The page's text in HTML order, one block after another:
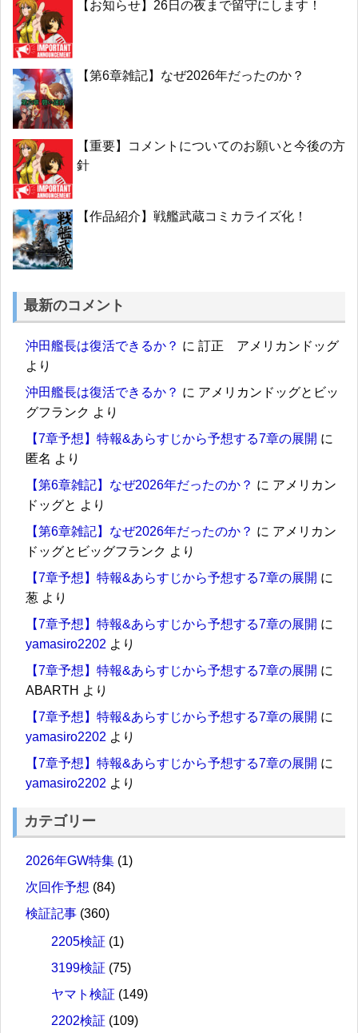
【お知らせ】26日の夜まで留守にします！
【第6章雑記】なぜ2026年だったのか？
【重要】コメントについてのお願いと今後の方
針
【作品紹介】戦艦武蔵コミカライズ化！
最新のコメント
沖田艦長は復活できるか？ に 訂正 アメリカンドッグ
より
沖田艦長は復活できるか？ に アメリカンドッグとビッ
グフランク より
【7章予想】特報&あらすじから予想する7章の展開 に
匿名 より
【第6章雑記】なぜ2026年だったのか？ に アメリカン
ドッグと より
【第6章雑記】なぜ2026年だったのか？ に アメリカン
ドッグとビッグフランク より
【7章予想】特報&あらすじから予想する7章の展開 に
葱 より
【7章予想】特報&あらすじから予想する7章の展開 に
yamasiro2202 より
【7章予想】特報&あらすじから予想する7章の展開 に
ABARTH より
【7章予想】特報&あらすじから予想する7章の展開 に
yamasiro2202 より
【7章予想】特報&あらすじから予想する7章の展開 に
yamasiro2202 より
カテゴリー
2026年GW特集 (1)
次回作予想 (84)
検証記事 (360)
2205検証 (1)
3199検証 (75)
ヤマト検証 (149)
2202検証 (109)